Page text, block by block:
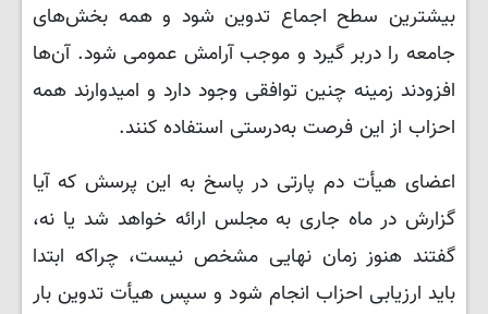
بیشترین سطح اجماع تدوین شود و همه بخش‌های
جامعه را دربر گیرد و موجب آرامش عمومی شود. آن‌ها
افزودند زمینه چنین توافقی وجود دارد و امیدوارند همه
احزاب از این فرصت به‌درستی استفاده کنند.
اعضای هیأت دم پارتی در پاسخ به این پرسش که آیا
گزارش در ماه جاری به مجلس ارائه خواهد شد یا نه،
گفتند هنوز زمان نهایی مشخص نیست، چراکه ابتدا
باید ارزیابی احزاب انجام شود و سپس هیأت تدوین بار